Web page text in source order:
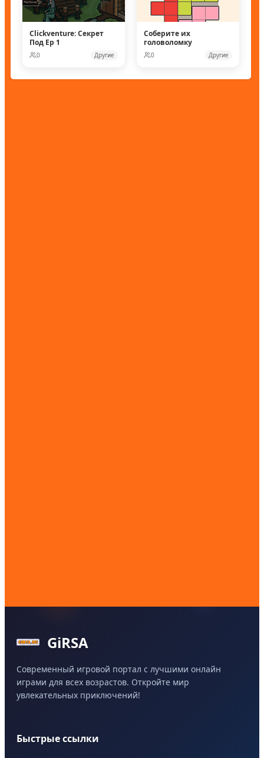
Clickventure: Секрет
Под Ep 1
0 Другие
Соберите их
головоломку
0 Другие
GiRSA
Современный игровой портал с лучшими онлайн
играми для всех возрастов. Откройте мир
увлекательных приключений!
Быстрые ссылки